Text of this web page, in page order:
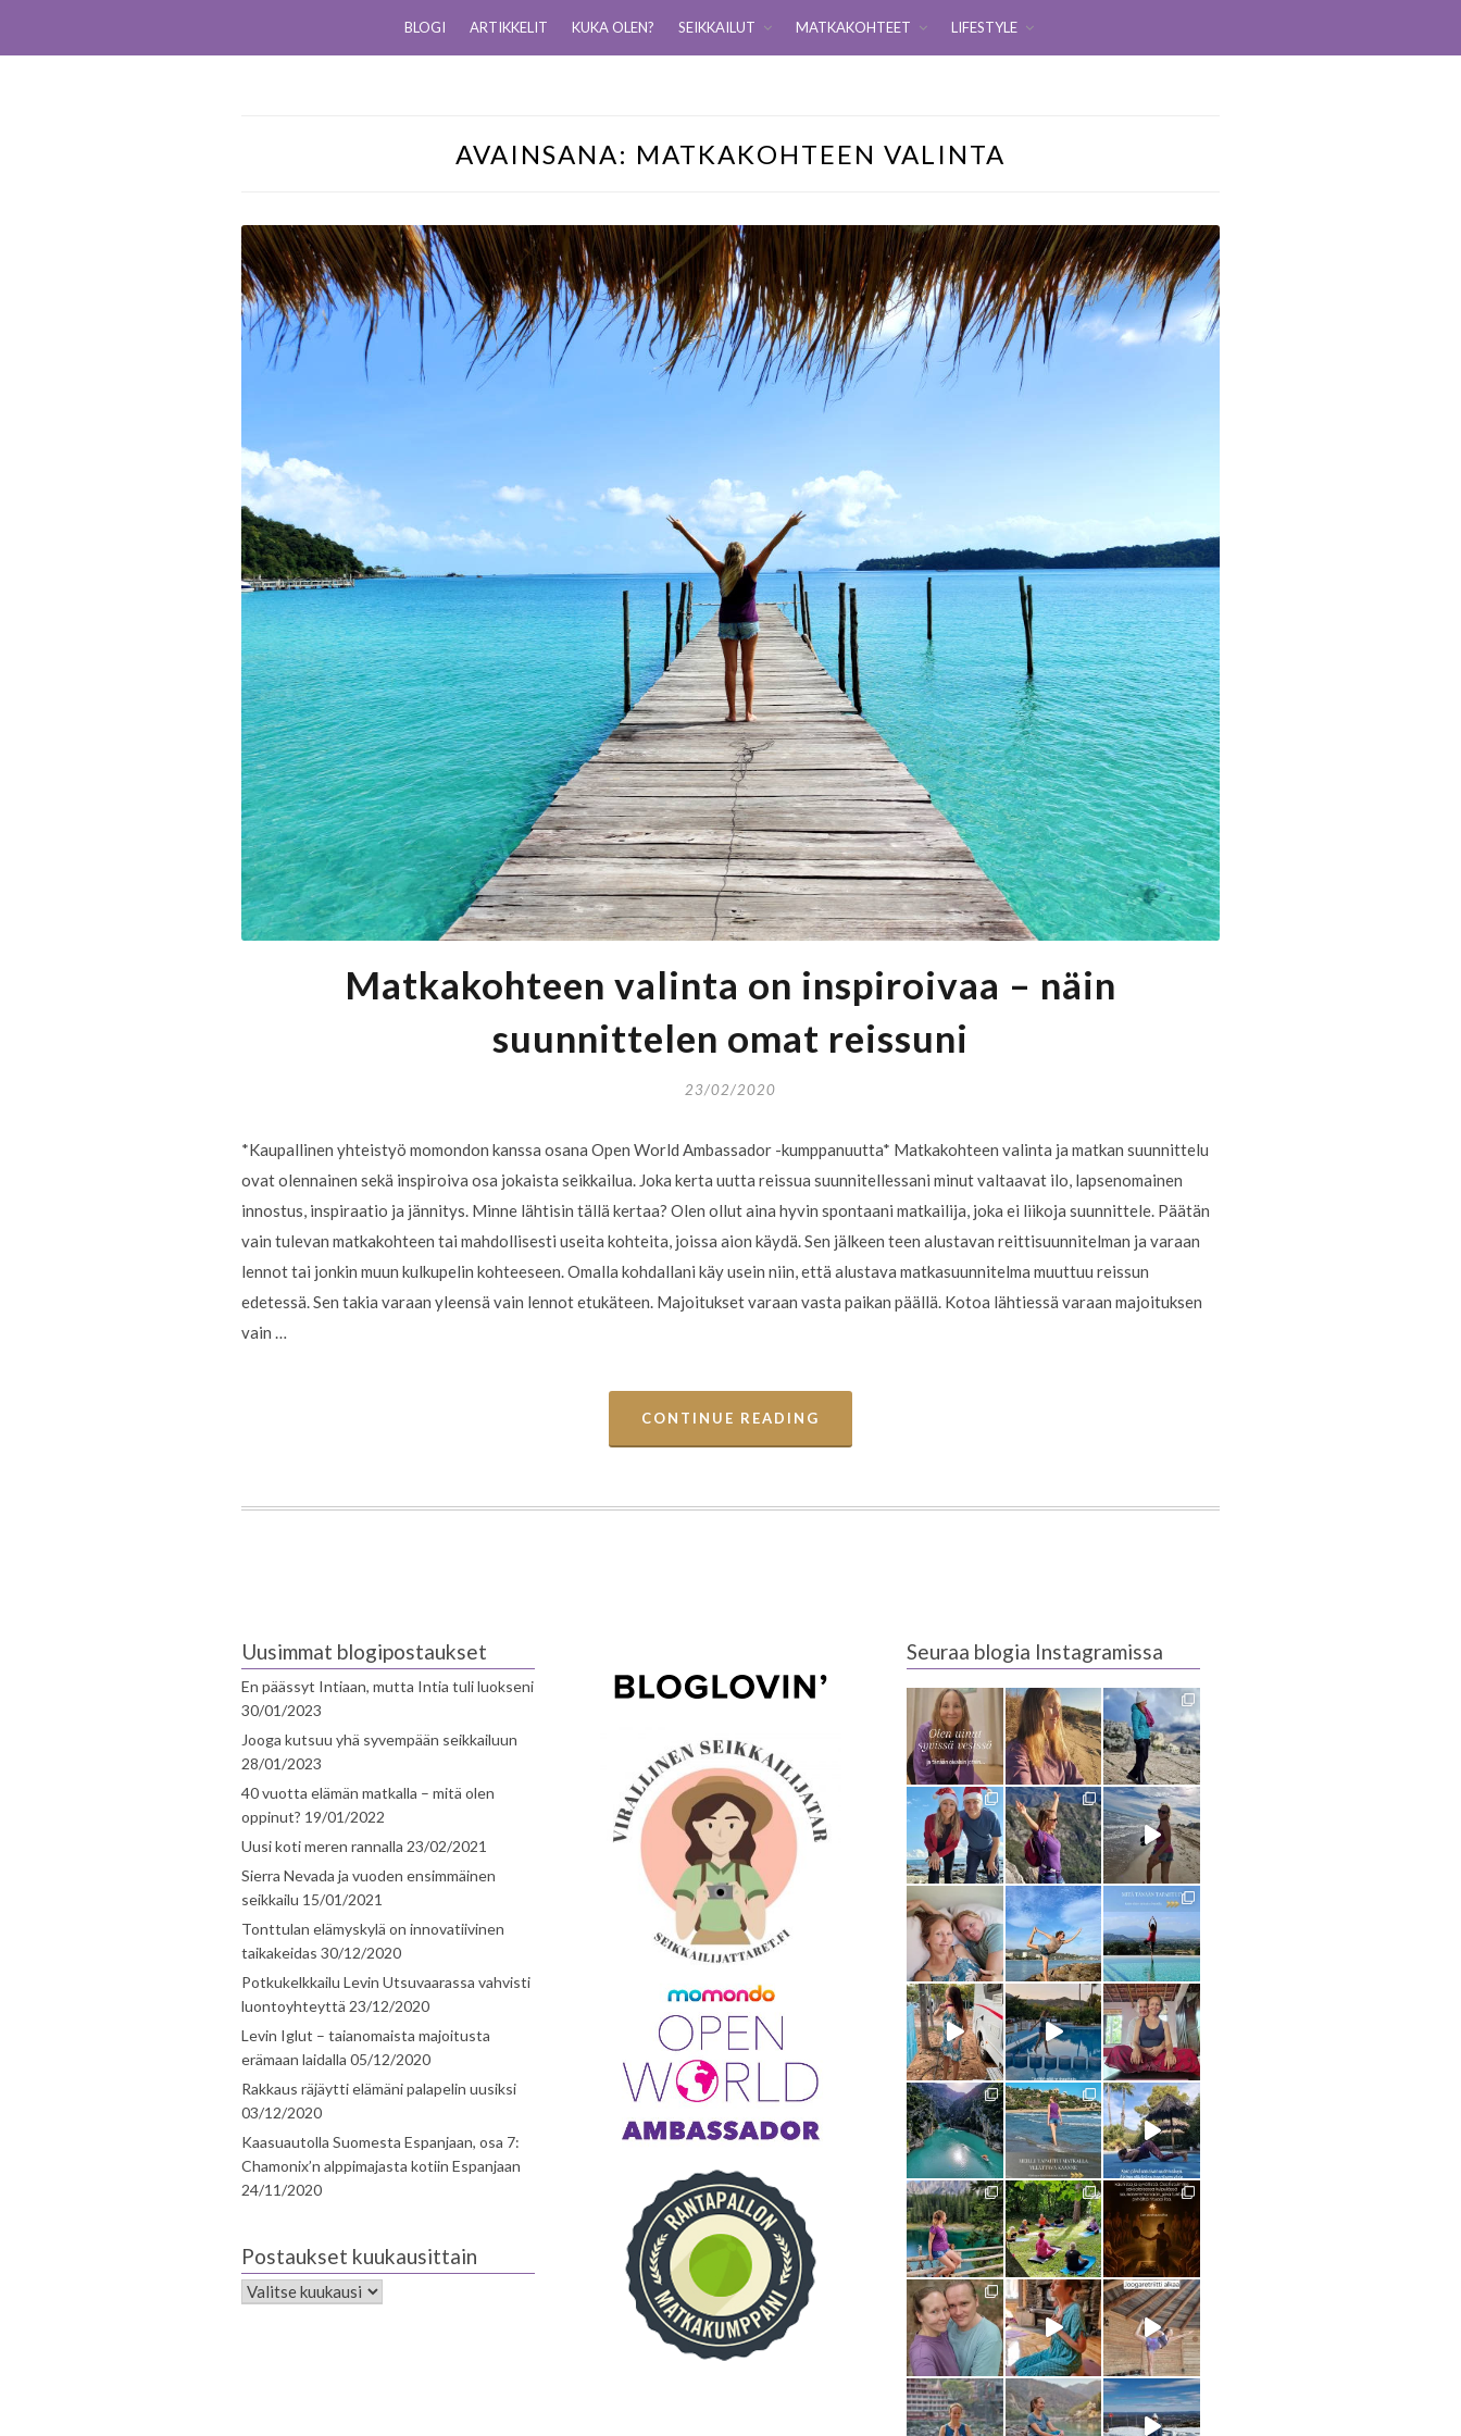
BLOGI ARTIKKELIT KUKA OLEN? SEIKKAILUT MATKAKOHTEET LIFESTYLE
AVAINSANA: MATKAKOHTEEN VALINTA
Matkakohteen valinta on inspiroivaa – näin
suunnittelen omat reissuni
23/02/2020
*Kaupallinen yhteistyö momondon kanssa osana Open World Ambassador -kumppanuutta* Matkakohteen valinta ja matkan suunnittelu
ovat olennainen sekä inspiroiva osa jokaista seikkailua. Joka kerta uutta reissua suunnitellessani minut valtaavat ilo, lapsenomainen
innostus, inspiraatio ja jännitys. Minne lähtisin tällä kertaa? Olen ollut aina hyvin spontaani matkailija, joka ei liikoja suunnittele. Päätän
vain tulevan matkakohteen tai mahdollisesti useita kohteita, joissa aion käydä. Sen jälkeen teen alustavan reittisuunnitelman ja varaan
lennot tai jonkin muun kulkupelin kohteeseen. Omalla kohdallani käy usein niin, että alustava matkasuunnitelma muuttuu reissun
edetessä. Sen takia varaan yleensä vain lennot etukäteen. Majoitukset varaan vasta paikan päällä. Kotoa lähtiessä varaan majoituksen
vain …
CONTINUE READING
Uusimmat blogipostaukset
En päässyt Intiaan, mutta Intia tuli luokseni
30/01/2023
Jooga kutsuu yhä syvempään seikkailuun
28/01/2023
40 vuotta elämän matkalla – mitä olen
oppinut? 19/01/2022
Uusi koti meren rannalla 23/02/2021
Sierra Nevada ja vuoden ensimmäinen
seikkailu 15/01/2021
Tonttulan elämyskylä on innovatiivinen
taikakeidas 30/12/2020
Potkukelkkailu Levin Utsuvaarassa vahvisti
luontoyhteyttä 23/12/2020
Levin Iglut – taianomaista majoitusta
erämaan laidalla 05/12/2020
Rakkaus räjäytti elämäni palapelin uusiksi
03/12/2020
Kaasuautolla Suomesta Espanjaan, osa 7:
Chamonix’n alppimajasta kotiin Espanjaan
24/11/2020
Postaukset kuukausittain
Seuraa blogia Instagramissa